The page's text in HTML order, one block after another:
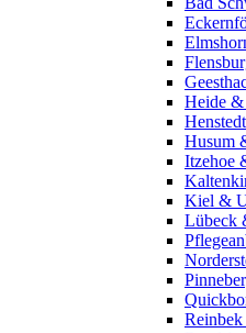
Heide
Husum
Itzehoe
Kiel &
Lübeck